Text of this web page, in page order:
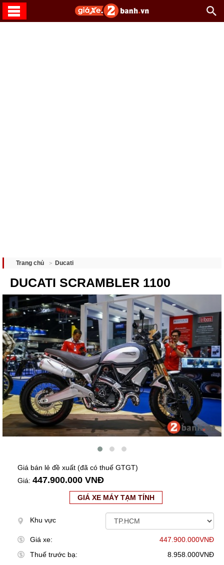
Trang chủ Ducati
DUCATI SCRAMBLER 1100
Giá bán lẻ đề xuất (đã có thuế GTGT)
Giá: 447.900.000 VNĐ
GIÁ XE MÁY TẠM TÍNH
Khu vực
Giá xe:
447.900.000VNĐ
Thuế trước bạ:
8.958.000VNĐ